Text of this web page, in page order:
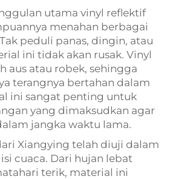
utama vinyl reflektif
menahan berbagai
peduli panas, dingin, atau
ini tidak akan rusak. Vinyl
aus atau robek, sehingga
terangnya bertahan dalam
ini sangat penting untuk
yang dimaksudkan agar
jangka waktu lama.
Xiangying telah diuji dalam
cuaca. Dari hujan lebat
terik, material ini